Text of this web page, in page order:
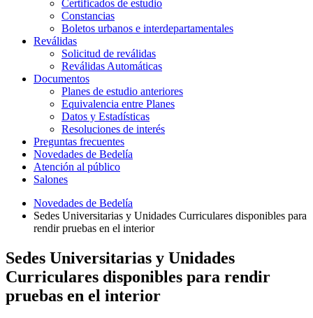
Certificados de estudio
Constancias
Boletos urbanos e interdepartamentales
Reválidas
Solicitud de reválidas
Reválidas Automáticas
Documentos
Planes de estudio anteriores
Equivalencia entre Planes
Datos y Estadísticas
Resoluciones de interés
Preguntas frecuentes
Novedades de Bedelía
Atención al público
Salones
Novedades de Bedelía
Sedes Universitarias y Unidades Curriculares disponibles para
rendir pruebas en el interior
Sedes Universitarias y Unidades
Curriculares disponibles para rendir
pruebas en el interior